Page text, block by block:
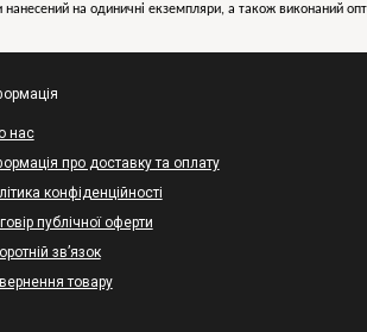
на одиничні екземпляри, а також виконаний
нас
про доставку та оплату
конфіденційності
публічної оферти
зв’язок
товару